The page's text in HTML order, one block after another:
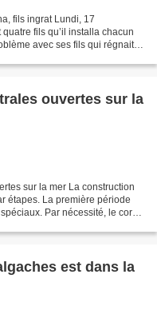
fils ingrat Lundi, 17
fils qu’il installa chacun
avec ses fils qui régnait à
ouvertes sur la
sur la mer La construction
étapes. La première période
Par nécessité, le corps
est dans la